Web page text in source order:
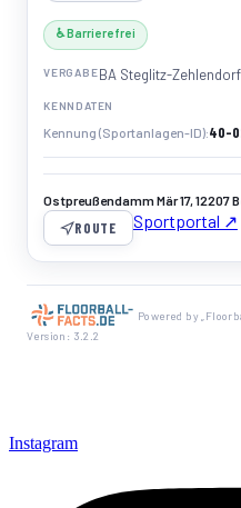
♿ Barrierefrei
VERGABEBA Steglitz-
KENNDATEN
Kennung (Sportanlagen-ID) 40-
Ostpreußendamm Mär 17, 12207
ROUTE Sportportal ↗
Powered by
Version: 3.2.2
Instagram